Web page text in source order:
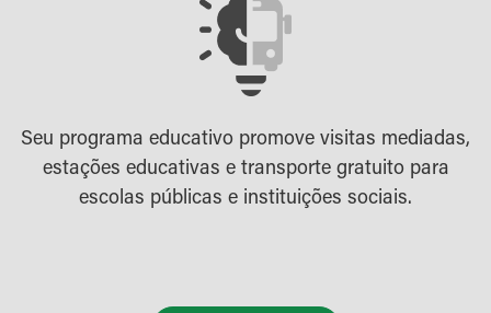
Seu programa educativo promove visitas mediadas,
estações educativas e transporte gratuito para
escolas públicas e instituições sociais.